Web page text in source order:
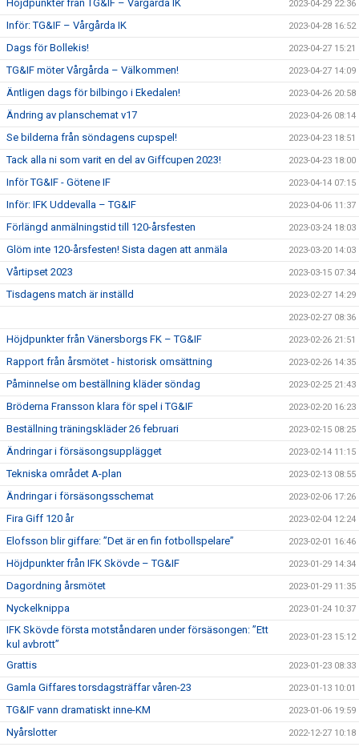
Höjdpunkter från TG&IF – Vårgårda IK 2023-04-29 22:36
Inför: TG&IF – Vårgårda IK 2023-04-28 16:52
Dags för Bollekis! 2023-04-27 15:21
TG&IF möter Vårgårda – Välkommen! 2023-04-27 14:09
Äntligen dags för bilbingo i Ekedalen! 2023-04-26 20:58
Ändring av planschemat v17 2023-04-26 08:14
Se bilderna från söndagens cupspel! 2023-04-23 18:51
Tack alla ni som varit en del av Giffcupen 2023! 2023-04-23 18:00
Inför TG&IF - Götene IF 2023-04-14 07:15
Inför: IFK Uddevalla – TG&IF 2023-04-06 11:37
Förlängd anmälningstid till 120-årsfesten 2023-03-24 18:03
Glöm inte 120-årsfesten! Sista dagen att anmäla 2023-03-20 14:03
Vårtipset 2023 2023-03-15 07:34
Tisdagens match är inställd 2023-02-27 14:29
2023-02-27 08:36
Höjdpunkter från Vänersborgs FK – TG&IF 2023-02-26 21:51
Rapport från årsmötet - historisk omsättning 2023-02-26 14:35
Påminnelse om beställning kläder söndag 2023-02-25 21:43
Bröderna Fransson klara för spel i TG&IF 2023-02-20 16:23
Beställning träningskläder 26 februari 2023-02-15 08:25
Ändringar i försäsongsupplägget 2023-02-14 11:15
Tekniska området A-plan 2023-02-13 08:55
Ändringar i försäsongsschemat 2023-02-06 17:26
Fira Giff 120 år 2023-02-04 12:24
Elofsson blir giffare: ”Det är en fin fotbollspelare” 2023-02-01 16:46
Höjdpunkter från IFK Skövde – TG&IF 2023-01-29 14:34
Dagordning årsmötet 2023-01-29 11:35
Nyckelknippa 2023-01-24 10:37
IFK Skövde första motståndaren under försäsongen: ”Ett
kul avbrott”
2023-01-23 15:12
Grattis 2023-01-23 08:33
Gamla Giffares torsdagsträffar våren-23 2023-01-13 10:01
TG&IF vann dramatiskt inne-KM 2023-01-06 19:59
Nyårslotter 2022-12-27 10:18